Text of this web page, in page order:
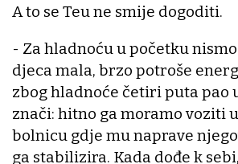
A to se Teu ne smije dogoditi.
- Za hladnoću u početku
djeca mala, brzo potroše
zbog hladnoće četiri puta pao
znači: hitno ga moramo voziti
bolnicu gdje mu naprave
ga stabilizira. Kada dođe k